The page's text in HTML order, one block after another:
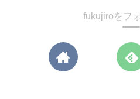
fukujiroをフ